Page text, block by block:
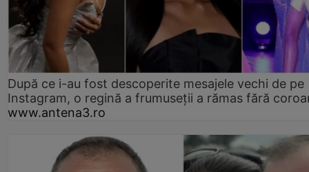
După ce i-au fost descoperite mesajele vechi de pe
Instagram, o regină a frumuseții a rămas fără
www.antena3.ro